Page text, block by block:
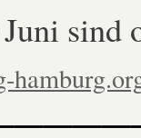
sind